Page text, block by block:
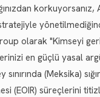
korkuyorsanız,
olarak "Kimseyi
en güçlü yasal
(Meksika)
(EOIR) süreçlerini